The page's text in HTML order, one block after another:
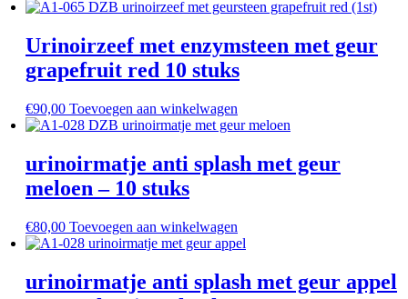
Urinoirzeef met enzymsteen met geur
grapefruit red 10 stuks
€90,00 Toevoegen aan winkelwagen
urinoirmatje anti splash met geur
meloen – 10 stuks
€80,00 Toevoegen aan winkelwagen
urinoirmatje anti splash met geur appel